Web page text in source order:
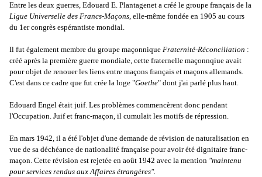
Entre les deux guerres, Edouard E. Plantagenet a créé le groupe français de la
Ligue Universelle des Francs-Maçons, elle-même fondée en 1905 au cours
du 1er congrès espérantiste mondial.
Il fut également membre du groupe maçonnique Fraternité-Réconciliation :
créé après la première guerre mondiale, cette fraternelle maçonnqiue avait
pour objet de renouer les liens entre maçons français et maçons allemands.
C'est dans ce cadre que fut crée la loge "Goethe" dont j'ai parlé plus haut.
Edouard Engel était juif. Les problèmes commencèrent donc pendant
l'Occupation. Juif et franc-maçon, il cumulait les motifs de répression.
En mars 1942, il a été l'objet d'une demande de révision de naturalisation en
vue de sa déchéance de nationalité française pour avoir été dignitaire franc-
maçon. Cette révision est rejetée en août 1942 avec la mention "maintenu
pour services rendus aux Affaires étrangères".